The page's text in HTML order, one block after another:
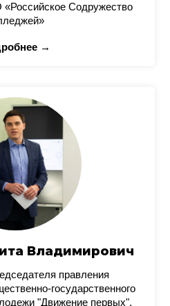
Содружество
→
Владимирович
правления
государственного
"Движение первых",